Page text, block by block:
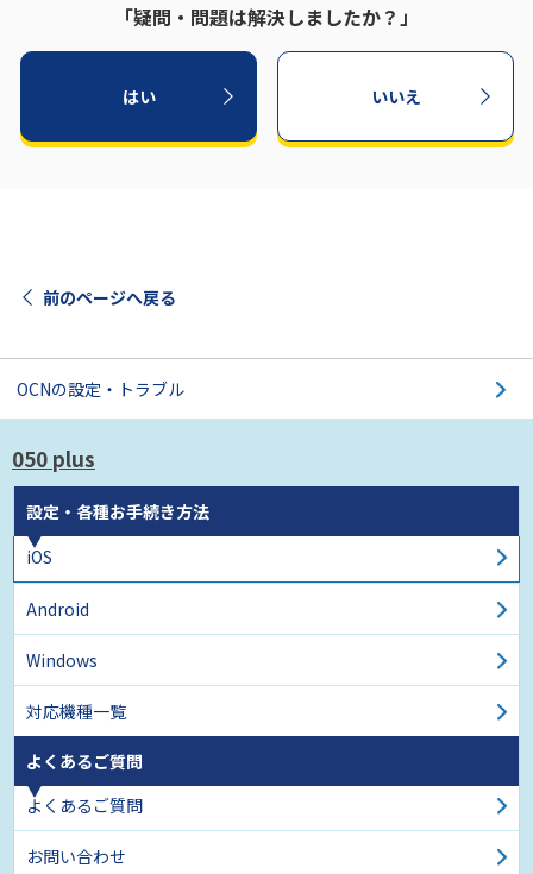
「疑問・問題は解決しましたか？」
はい いいえ
前のページへ戻る
OCNの設定・トラブル
050 plus
設定・各種お手続き方法
iOS
Android
Windows
対応機種一覧
よくあるご質問
よくあるご質問
お問い合わせ